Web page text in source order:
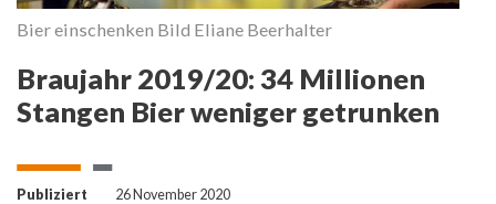
Bier einschenken Bild Eliane Beerhalter
Braujahr 2019/20: 34 Millionen
Stangen Bier weniger getrunken
Publiziert 26 November 2020